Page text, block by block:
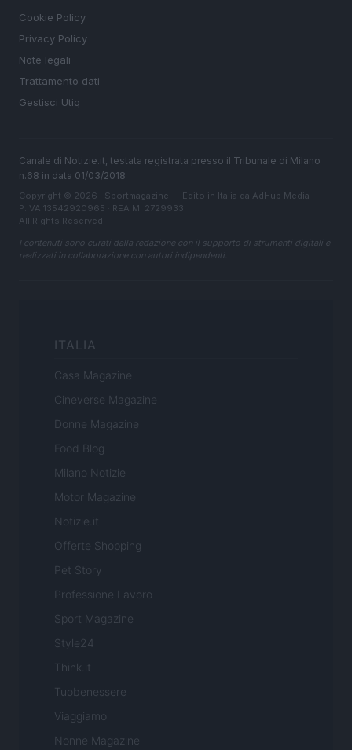
Cookie Policy
Privacy Policy
Note legali
Trattamento dati
Gestisci Utiq
Canale di Notizie.it, testata registrata presso il Tribunale di Milano
n.68 in data 01/03/2018
Copyright © 2026 · Sportmagazine — Edito in Italia da AdHub Media
P.IVA 13542920965 · REA MI 2729933
All Rights Reserved
I contenuti sono curati dalla redazione con il supporto di strumenti digitali e
realizzati in collaborazione con autori indipendenti.
ITALIA
Casa Magazine
Cineverse Magazine
Donne Magazine
Food Blog
Milano Notizie
Motor Magazine
Notizie.it
Offerte Shopping
Pet Story
Professione Lavoro
Sport Magazine
Style24
Think.it
Tuobenessere
Viaggiamo
Nonne Magazine